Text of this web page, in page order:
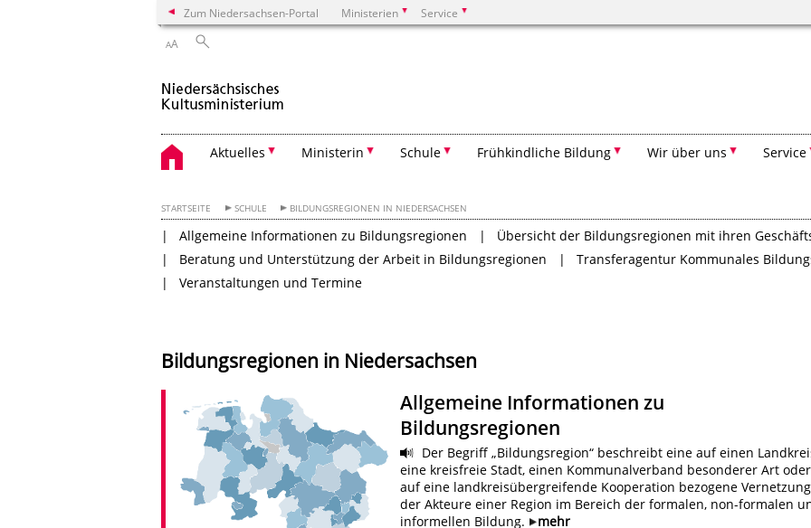
Zum Niedersachsen-Portal Ministerien Service
AA
Aktuelles Ministerin Schule Frühkindliche Bildung Wir über uns Service
STARTSEITE SCHULE BILDUNGSREGIONEN IN NIEDERSACHSEN
Allgemeine Informationen zu Bildungsregionen
Übersicht der Bildungsregionen mit ihren
Beratung und Unterstützung der Arbeit in Bildungsregionen
Transferagentur Kommunales
Veranstaltungen und Termine
Bildungsregionen in Niedersachsen
Allgemeine Informationen zu
Bildungsregionen
Der Begriff „Bildungsregion“ beschreibt eine auf einen
eine kreisfreie Stadt, einen Kommunalverband besonderer Art oder
auf eine landkreisübergreifende Kooperation bezogene Vernetzung
der Akteure einer Region im Bereich der formalen, non-formalen
informellen Bildung.
mehr